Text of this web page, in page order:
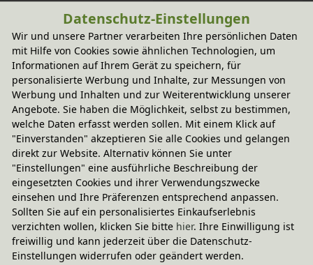
Socke mit Stickerei Fuchs
aus Bio-Baumwolle
22,95 €
Geschenkbeutel Hase
-20% Code
Geschenkbeutel Fuchs
15,95 €
-20% Code
Ministempel-
Adventskalender
Friedegunde in Paris
-20% Code
Farbspirale 34-teilig
52,95 €
-20% Code
Adventskalendersticker
3,95 €
-20% Code -20% Code
Datenschutz-Einstellungen
Wir und unsere Partner verarbeiten Ihre persönlichen Daten
mit Hilfe von Cookies sowie ähnlichen Technologien, um
Informationen auf Ihrem Gerät zu speichern, für
personalisierte Werbung und Inhalte, zur Messungen von
Werbung und Inhalten und zur Weiterentwicklung unserer
Angebote. Sie haben die Möglichkeit, selbst zu bestimmen,
welche Daten erfasst werden sollen. Mit einem Klick auf
"Einverstanden" akzeptieren Sie alle Cookies und gelangen
direkt zur Website. Alternativ können Sie unter
"Einstellungen" eine ausführliche Beschreibung der
eingesetzten Cookies und ihrer Verwendungszwecke
einsehen und Ihre Präferenzen entsprechend anpassen.
Sollten Sie auf ein personalisiertes Einkaufserlebnis
verzichten wollen, klicken Sie bitte hier. Ihre Einwilligung ist
freiwillig und kann jederzeit über die Datenschutz-
Einstellungen widerrufen oder geändert werden.